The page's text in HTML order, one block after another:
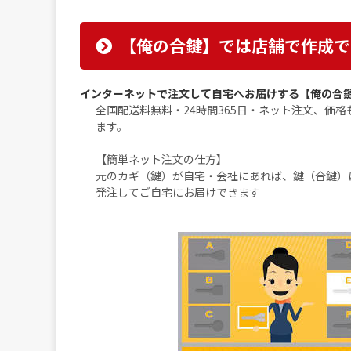
【俺の合鍵】では店舗で作成
インターネットで注文して自宅へお届けする【俺の合
全国配送料無料・24時間365日・ネット注文、価
ます。
【簡単ネット注文の仕方】
元のカギ（鍵）が自宅・会社にあれば、鍵（合鍵
発注してご自宅にお届けできます